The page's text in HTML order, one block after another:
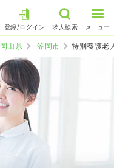
登録/ログイン 求人検索 メニュー
岡山県 笠岡市 特別養護老